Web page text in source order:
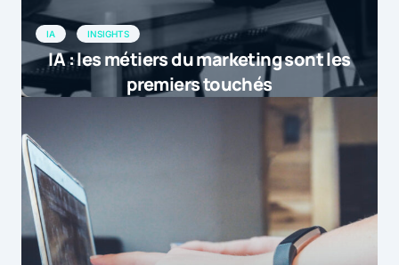
IA INSIGHTS
IA : les métiers du marketing sont les
premiers touchés